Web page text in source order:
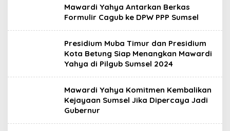
Mawardi Yahya Antarkan Berkas
Formulir Cagub ke DPW PPP Sumsel
Presidium Muba Timur dan Presidium
Kota Betung Siap Menangkan Mawardi
Yahya di Pilgub Sumsel 2024
Mawardi Yahya Komitmen Kembalikan
Kejayaan Sumsel Jika Dipercaya Jadi
Gubernur